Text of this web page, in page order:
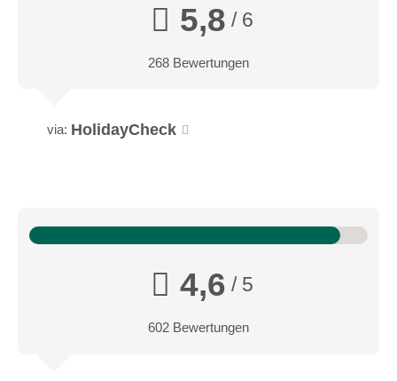
5,8 / 6
268 Bewertungen
via: HolidayCheck
4,6 / 5
602 Bewertungen